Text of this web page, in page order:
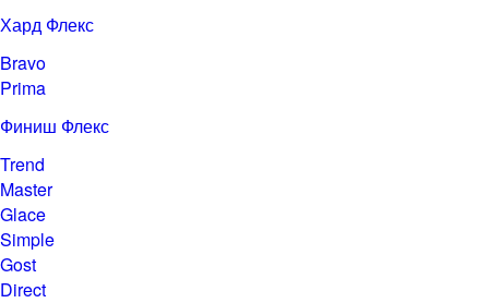
Хард Флекс
Bravo
Prima
Финиш Флекс
Trend
Master
Glace
Simple
Gost
Direct